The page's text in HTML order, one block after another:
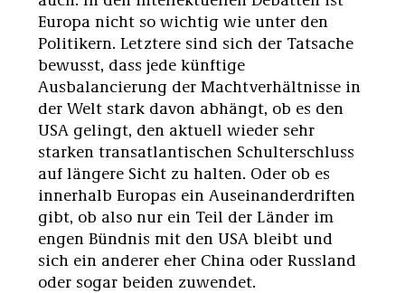
Europa nicht so wichtig wie unter den
Politikern. Letztere sind sich der Tatsache
bewusst, dass jede künftige
Ausbalancierung der Machtverhältnisse in
der Welt stark davon abhängt, ob es den
USA gelingt, den aktuell wieder sehr
starken transatlantischen Schulterschluss
auf längere Sicht zu halten. Oder ob es
innerhalb Europas ein Auseinanderdriften
gibt, ob also nur ein Teil der Länder im
engen Bündnis mit den USA bleibt und
sich ein anderer eher China oder Russland
oder sogar beiden zuwendet.